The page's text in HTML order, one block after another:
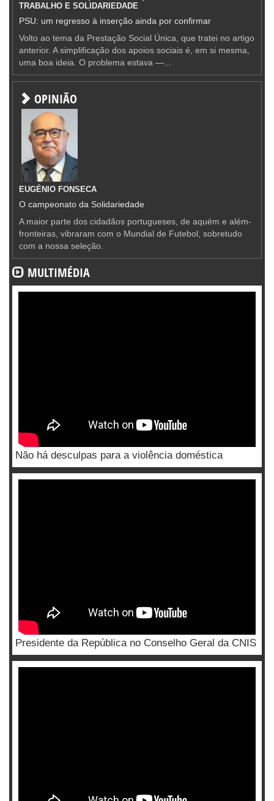
TRABALHO E SOLIDARIEDADE
PSU: um regresso à inserção ainda por confirmar
Volto ao tema da Prestação Social Única, que tratei no artigo
anterior. A simplificação dos apoios sociais é, em si mesma,
uma boa ideia. O problema estava —...
OPINIÃO
EUGÉNIO FONSECA
O campeonato da Solidariedade
A maior parte dos cidadãos portugueses, de aquém e além-
fronteiras, vibraram com o Mundial de Futebol, sobretudo
com a nossa seleção.
MULTIMÉDIA
Não há desculpas para a violência doméstica
Presidente da República no Conselho Geral da CNIS